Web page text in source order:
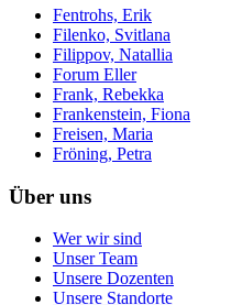
Fentrohs, Erik
Filenko, Svitlana
Filippov, Natallia
Forum Eller
Frank, Rebekka
Frankenstein, Fiona
Freisen, Maria
Fröning, Petra
Über uns
Wer wir sind
Unser Team
Unsere Dozenten
Unsere Standorte